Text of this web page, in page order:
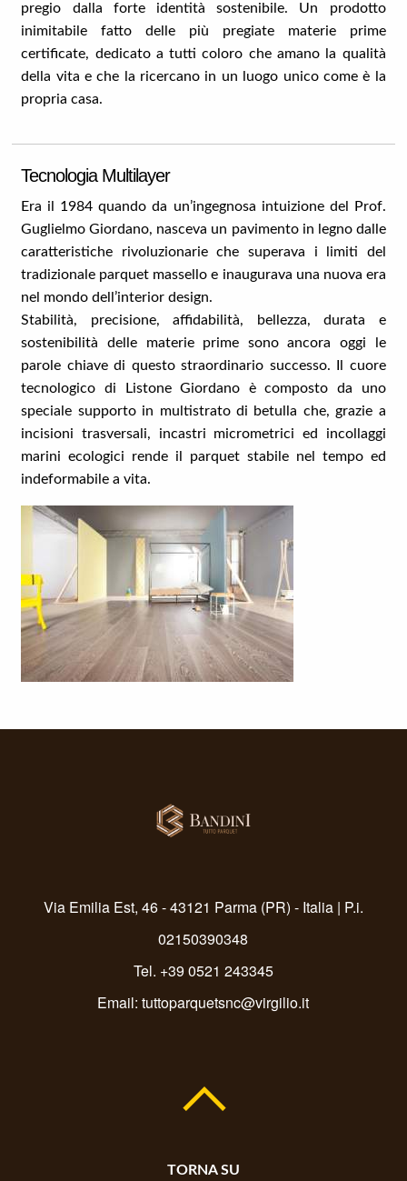
pregio dalla forte identità sostenibile. Un prodotto
inimitabile fatto delle più pregiate materie prime
certificate, dedicato a tutti coloro che amano la qualità
della vita e che la ricercano in un luogo unico come è la
propria casa.
Tecnologia Multilayer
Era il 1984 quando da un’ingegnosa intuizione del Prof.
Guglielmo Giordano, nasceva un pavimento in legno dalle
caratteristiche rivoluzionarie che superava i limiti del
tradizionale parquet massello e inaugurava una nuova era
nel mondo dell’interior design.
Stabilità, precisione, affidabilità, bellezza, durata e
sostenibilità delle materie prime sono ancora oggi le
parole chiave di questo straordinario successo. Il cuore
tecnologico di Listone Giordano è composto da uno
speciale supporto in multistrato di betulla che, grazie a
incisioni trasversali, incastri micrometrici ed incollaggi
marini ecologici rende il parquet stabile nel tempo ed
indeformabile a vita.
Via Emilia Est, 46 - 43121 Parma (PR) - Italia | P.i.
02150390348
Tel. +39 0521 243345
Email:tuttoparquetsnc@virgilio.it
TORNA SU